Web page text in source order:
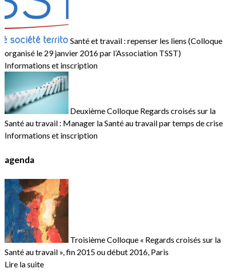
Santé et travail : repenser les liens (Colloque
organisé le 29 janvier 2016 par l’Association TSST)
Informations et inscription
Deuxième Colloque Regards croisés sur la
Santé au travail : Manager la Santé au travail par temps de crise
Informations et inscription
agenda
Troisième Colloque « Regards croisés sur la
Santé au travail », fin 2015 ou début 2016, Paris
Lire la suite